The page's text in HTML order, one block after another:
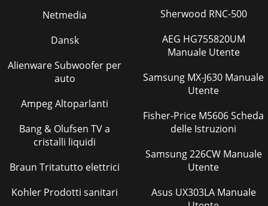
Netmedia
Dansk
Alienware Subwoofer per
auto
Ampeg Altoparlanti
Bang & Olufsen TV a
cristalli liquidi
Braun Tritatutto elettrici
Kohler Prodotti sanitari
Sherwood RNC-500
AEG HG755820UM
Manuale Utente
Samsung MX-J630 Manuale
Utente
Fisher-Price M5606 Scheda
delle Istruzioni
Samsung 226CW Manuale
Utente
Asus UX303LA Manuale